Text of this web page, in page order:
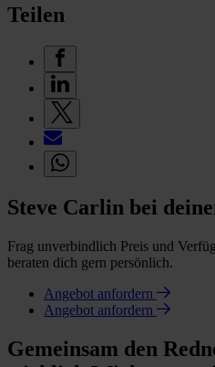
Teilen
Steve Carlin bei
Frag unverbindlich Preis und
beraten dich gern persönlich.
Angebot anfordern
Angebot anfordern
Gemeinsam den